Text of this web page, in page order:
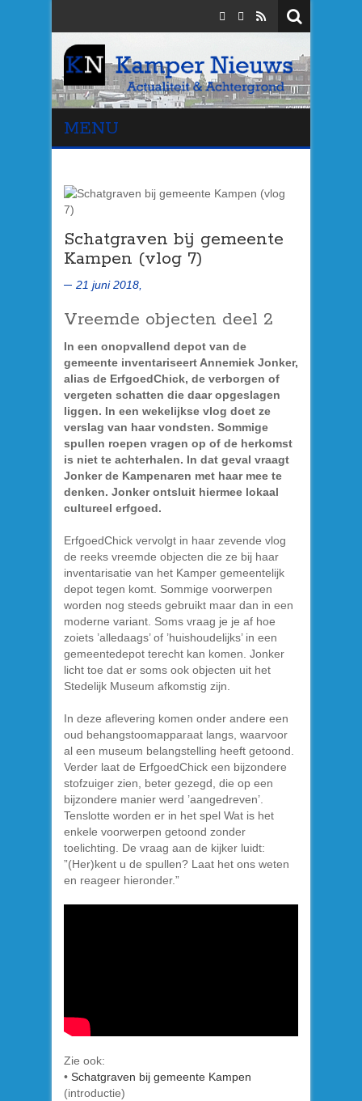
MENU
Schatgraven bij gemeente
Kampen (vlog 7)
21 juni 2018,
Vreemde objecten deel 2
In een onopvallend depot van de
gemeente inventariseert Annemiek Jonker,
alias de ErfgoedChick, de verborgen of
vergeten schatten die daar opgeslagen
liggen. In een wekelijkse vlog doet ze
verslag van haar vondsten. Sommige
spullen roepen vragen op of de herkomst
is niet te achterhalen. In dat geval vraagt
Jonker de Kampenaren met haar mee te
denken. Jonker ontsluit hiermee lokaal
cultureel erfgoed.
ErfgoedChick vervolgt in haar zevende vlog
de reeks vreemde objecten die ze bij haar
inventarisatie van het Kamper gemeentelijk
depot tegen komt. Sommige voorwerpen
worden nog steeds gebruikt maar dan in een
moderne variant. Soms vraag je je af hoe
zoiets ’alledaags’ of ’huishoudelijks’ in een
gemeentedepot terecht kan komen. Jonker
licht toe dat er soms ook objecten uit het
Stedelijk Museum afkomstig zijn.
In deze aflevering komen onder andere een
oud behangstoomapparaat langs, waarvoor
al een museum belangstelling heeft getoond.
Verder laat de ErfgoedChick een bijzondere
stofzuiger zien, beter gezegd, die op een
bijzondere manier werd ’aangedreven’.
Tenslotte worden er in het spel Wat is het
enkele voorwerpen getoond zonder
toelichting. De vraag aan de kijker luidt:
”(Her)kent u de spullen? Laat het ons weten
en reageer hieronder.”
Zie ook:
• Schatgraven bij gemeente Kampen
(introductie)